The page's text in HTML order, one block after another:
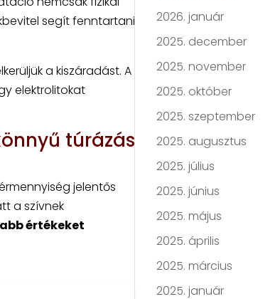
segít fenntartani
a kiszáradást. A
elektrolitokat
túrázás
jelentős
a szívnek
értékeket
2026. január
2025. december
2025. november
2025. október
2025. szeptember
2025. augusztus
2025. július
2025. június
2025. május
2025. április
2025. március
2025. január